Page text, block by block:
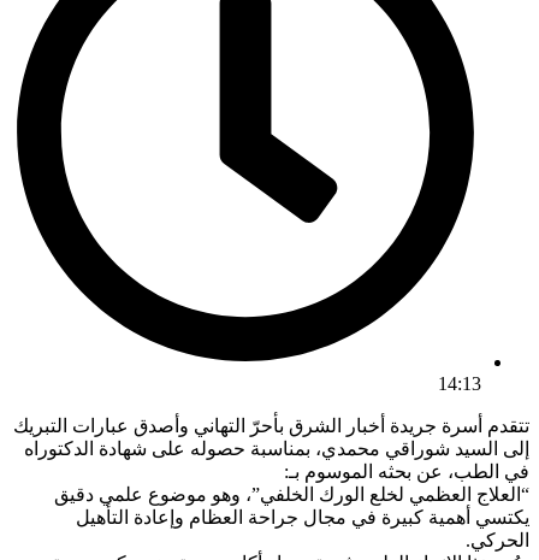
14:13
تتقدم أسرة جريدة أخبار الشرق بأحرّ التهاني وأصدق عبارات التبريك
إلى السيد شوراقي محمدي، بمناسبة حصوله على شهادة الدكتوراه
في الطب، عن بحثه الموسوم بـ:
“العلاج العظمي لخلع الورك الخلفي”، وهو موضوع علمي دقيق
يكتسي أهمية كبيرة في مجال جراحة العظام وإعادة التأهيل
الحركي.